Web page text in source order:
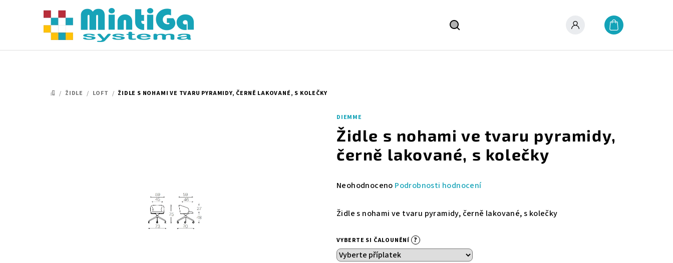
Přihlášení
DOMŮ
/ ŽIDLE / LOFT / ŽIDLE S NOHAMI VE TVARU PYRAMIDY, ČERNĚ LAKOVANÉ, S KOLEČKY
DIEMME
Židle s nohami ve tvaru pyramidy,
černě lakované, s kolečky
Průměrné
produktu
z
5
Neohodnoceno Podrobnosti hodnocení
Židle s nohami ve tvaru pyramidy, černě lakované, s kolečky
VYBERTE SI ČALOUNĚNÍ ?